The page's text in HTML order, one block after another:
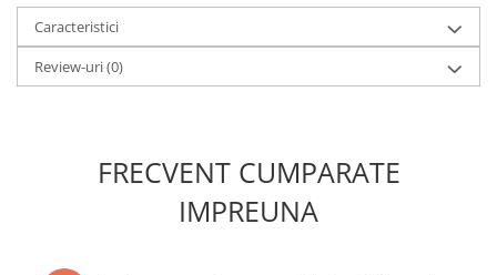
Caracteristici
Review-uri(0)
FRECVENT CUMPARATE
IMPREUNA